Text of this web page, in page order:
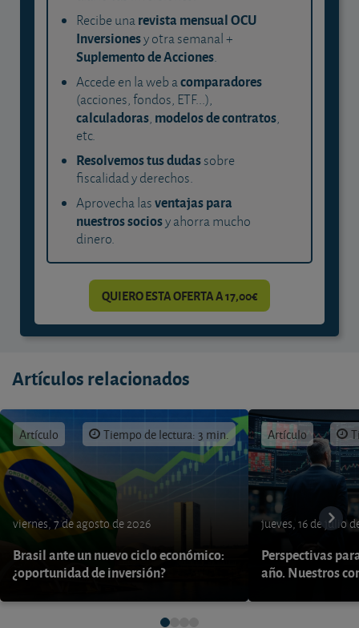
Recibe unarevista mensual OCU
Inversionesy otra semanal +
Suplemento de Acciones.
Accede en la web acomparadores
(acciones, fondos, ETF...),
calculadoras, modelos de contratos,
etc.
Resolvemos tus dudassobre
fiscalidad y derechos.
Aprovecha lasventajas para
nuestros sociosy ahorra mucho
dinero.
QUIERO ESTA OFERTA A 17,00€
Artículos relacionados
Artículo Tiempo de lectura: 3 min.
viernes, 7 de agosto de 2026
Brasil ante un nuevo ciclo económico:
¿oportunidad de inversión?
Artículo
jueves, 16 de julio
Perspectivas
año. Nuestros